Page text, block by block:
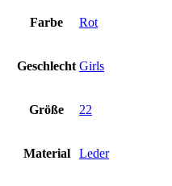
Farbe Rot
Geschlecht Girls
Größe 22
Material Leder